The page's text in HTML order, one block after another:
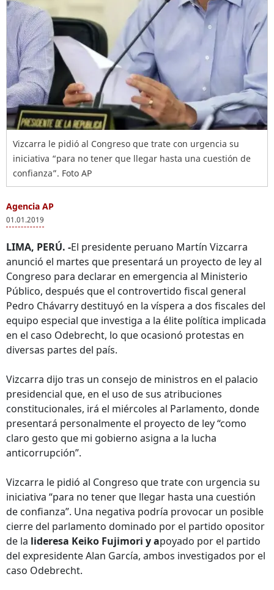
Vizcarra le pidió al Congreso que trate con urgencia su
iniciativa “para no tener que llegar hasta una cuestión de
confianza”. Foto AP
Agencia AP
01.01.2019
LIMA, PERÚ. -El presidente peruano Martín Vizcarra
anunció el martes que presentará un proyecto de ley al
Congreso para declarar en emergencia al Ministerio
Público, después que el controvertido fiscal general
Pedro Chávarry destituyó en la víspera a dos fiscales del
equipo especial que investiga a la élite política implicada
en el caso Odebrecht, lo que ocasionó protestas en
diversas partes del país.
Vizcarra dijo tras un consejo de ministros en el palacio
presidencial que, en el uso de sus atribuciones
constitucionales, irá el miércoles al Parlamento, donde
presentará personalmente el proyecto de ley “como
claro gesto que mi gobierno asigna a la lucha
anticorrupción”.
Vizcarra le pidió al Congreso que trate con urgencia su
iniciativa “para no tener que llegar hasta una cuestión
de confianza”. Una negativa podría provocar un posible
cierre del parlamento dominado por el partido opositor
de la lideresa Keiko Fujimori y apoyado por el partido
del expresidente Alan García, ambos investigados por el
caso Odebrecht.